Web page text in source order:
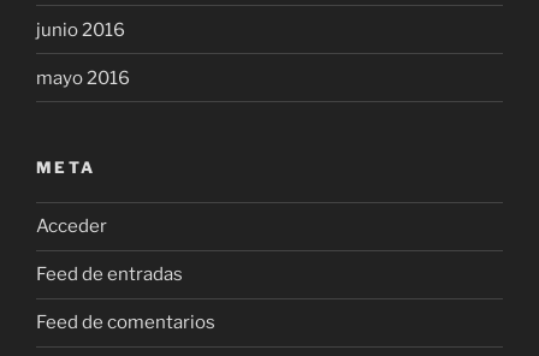
junio 2016
mayo 2016
META
Acceder
Feed de entradas
Feed de comentarios